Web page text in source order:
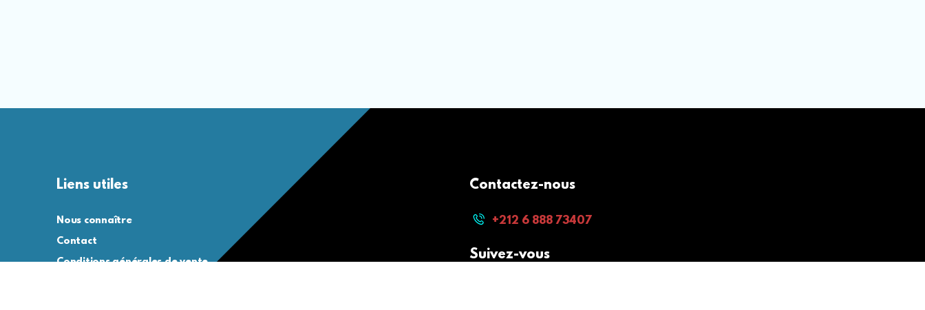
Liens utiles
Nous connaître
Contact
Conditions générales de vente
Contactez-nous
+212 6 888 73407
Suivez-vous